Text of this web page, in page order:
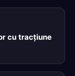
cu tracţiune